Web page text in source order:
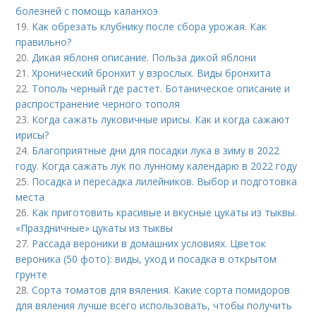
болезней с помощь каланхоэ
19. Как обрезать клубнику после сбора урожая. Как
правильно?
20.Дикая яблоня описание. Польза дикой яблони
21.Хронический бронхит у взрослых. Виды бронхита
22. Тополь черный где растет. Ботаническое описание и
распространение черного тополя
23. Когда сажать луковичные ирисы. Как и когда сажают
ирисы?
24. Благоприятные дни для посадки лука в зиму в 2022
году. Когда сажать лук по лунному календарю в 2022 году
25. Посадка и пересадка лилейников. Выбор и подготовка
места
26. Как приготовить красивые и вкусные цукаты из тыквы.
«Праздничные» цукаты из тыквы
27. Рассада вероники в домашних условиях. Цветок
вероника (50 фото): виды, уход и посадка в открытом
грунте
28.Сорта томатов для вяления. Какие сорта помидоров
для вяления лучше всего использовать, чтобы получить